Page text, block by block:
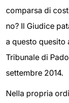
comparsa di
no? Il Giudice
a questo quesito
Tribunale di
settembre 2014.
Nella propria